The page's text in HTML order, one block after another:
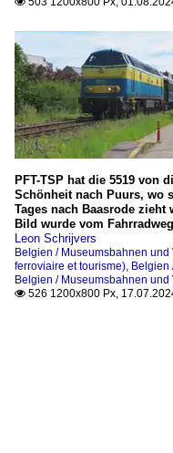
PFT-TSP hat die 5519 von
Schönheit nach Puurs, wo
Tages nach Baasrode
Bild wurde vom
Leon Schrijvers
Belgien / Museumsbahnen und
ferroviaire et tourisme), Belgien
Belgien / Museumsbahnen
 526 1200x800 Px,